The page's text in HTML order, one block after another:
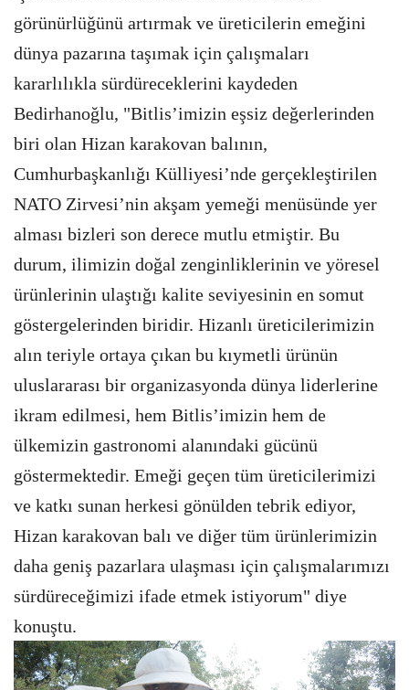
görünürlüğünü artırmak ve üreticilerin emeğini
dünya pazarına taşımak için çalışmaları
kararlılıkla sürdüreceklerini kaydeden
Bedirhanoğlu, "Bitlis’imizin eşsiz değerlerinden
biri olan Hizan karakovan balının,
Cumhurbaşkanlığı Külliyesi’nde gerçekleştirilen
NATO Zirvesi’nin akşam yemeği menüsünde yer
alması bizleri son derece mutlu etmiştir. Bu
durum, ilimizin doğal zenginliklerinin ve yöresel
ürünlerinin ulaştığı kalite seviyesinin en somut
göstergelerinden biridir. Hizanlı üreticilerimizin
alın teriyle ortaya çıkan bu kıymetli ürünün
uluslararası bir organizasyonda dünya liderlerine
ikram edilmesi, hem Bitlis’imizin hem de
ülkemizin gastronomi alanındaki gücünü
göstermektedir. Emeği geçen tüm üreticilerimizi
ve katkı sunan herkesi gönülden tebrik ediyor,
Hizan karakovan balı ve diğer tüm ürünlerimizin
daha geniş pazarlara ulaşması için çalışmalarımızı
sürdüreceğimizi ifade etmek istiyorum" diye
konuştu.